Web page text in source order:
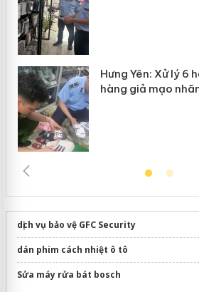
Hưng Yên: Xử lý 6
hàng giả mạo
dịch vụ bảo vệ GFC Security
dán phim cách nhiệt ô tô
Sửa máy rửa bát bosch